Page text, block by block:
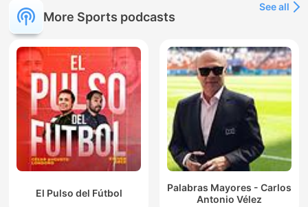
More Sports podcasts
See all
El Pulso del Fútbol
Palabras Mayores - Carlos
Antonio Vélez